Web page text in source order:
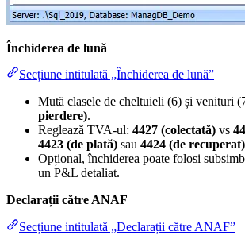
Închiderea de lună
Secțiune intitulată „Închiderea de lună”
Mută clasele de cheltuieli (6) și venituri
pierdere).
Reglează TVA-ul: 4427 (colectată) vs
4423 (de plată) sau 4424 (de recuperat)
Opțional, închiderea poate folosi
un P&L detaliat.
Declarații către ANAF
Secțiune intitulată „Declarații către ANAF”